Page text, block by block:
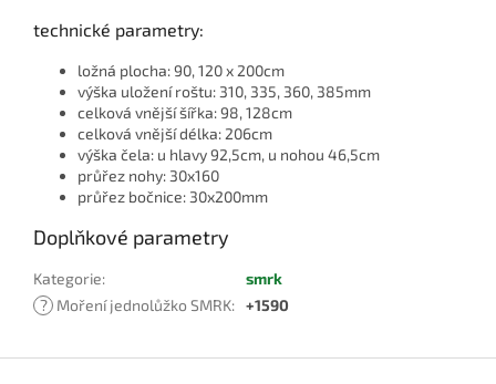
technické parametry:
ložná plocha: 90, 120 x 200cm
výška uložení roštu: 310, 335, 360, 385mm
celková vnější šířka: 98, 128cm
celková vnější délka: 206cm
výška čela: u hlavy 92,5cm, u nohou 46,5cm
průřez nohy: 30x160
průřez bočnice: 30x200mm
Doplňkové parametry
Kategorie:
smrk
? Moření jednolůžko SMRK: +1590